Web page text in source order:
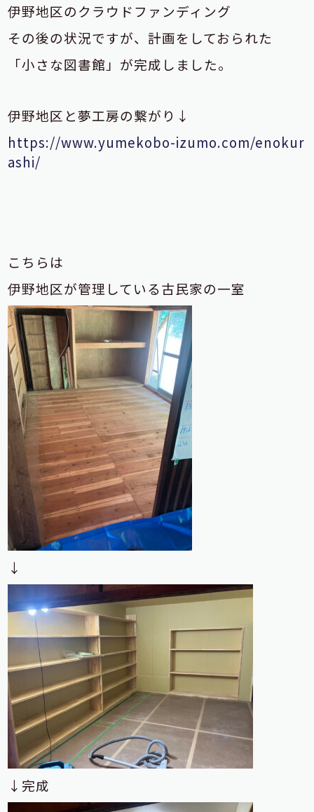
伊野地区のクラウドファンディング
その後の状況ですが、計画をしておられた
「小さな図書館」 が完成しました。
伊野地区と夢工房の繋がり↓
https://www.yumekobo-izumo.com/enokur
ashi/
こちらは
伊野地区が管理している古民家の一室
↓
↓完成